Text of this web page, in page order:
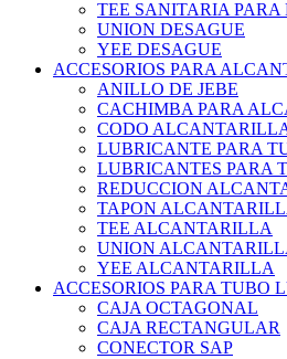
TEE SANITARIA PARA
UNION DESAGUE
YEE DESAGUE
ACCESORIOS PARA
ANILLO DE JEBE
CACHIMBA PARA
CODO
LUBRICANTE PARA
LUBRICANTES PARA
REDUCCION
TAPON
TEE ALCANTARILLA
UNION
YEE ALCANTARILLA
ACCESORIOS PARA TUBO
CAJA OCTAGONAL
CAJA RECTANGULAR
CONECTOR SAP